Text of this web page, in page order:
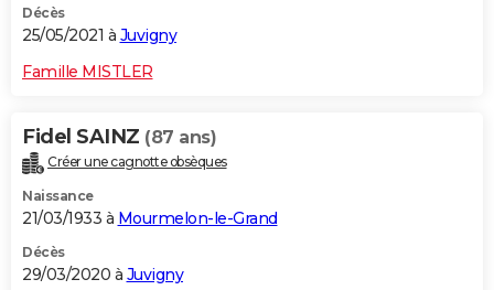
Décès
25/05/2021 à Juvigny
Famille MISTLER
Fidel SAINZ (87 ans)
Créer une cagnotte obsèques
Naissance
21/03/1933 à Mourmelon-le-Grand
Décès
29/03/2020 à Juvigny